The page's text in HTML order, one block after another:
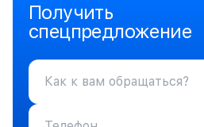
Получить
спецпредложение